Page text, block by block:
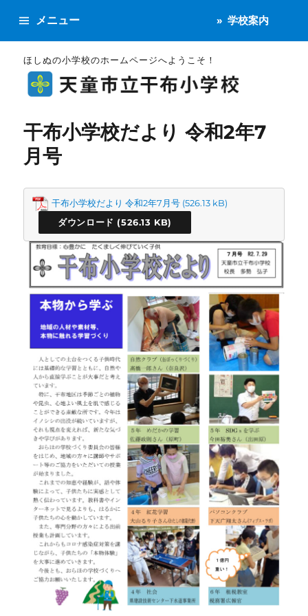
ほしぬの小学校のホームページへようこそ！
メニュー 学校案内
干布小学校だより 令和2年7
月号
干布小学校だより 令和2年7月号
ダウンロード